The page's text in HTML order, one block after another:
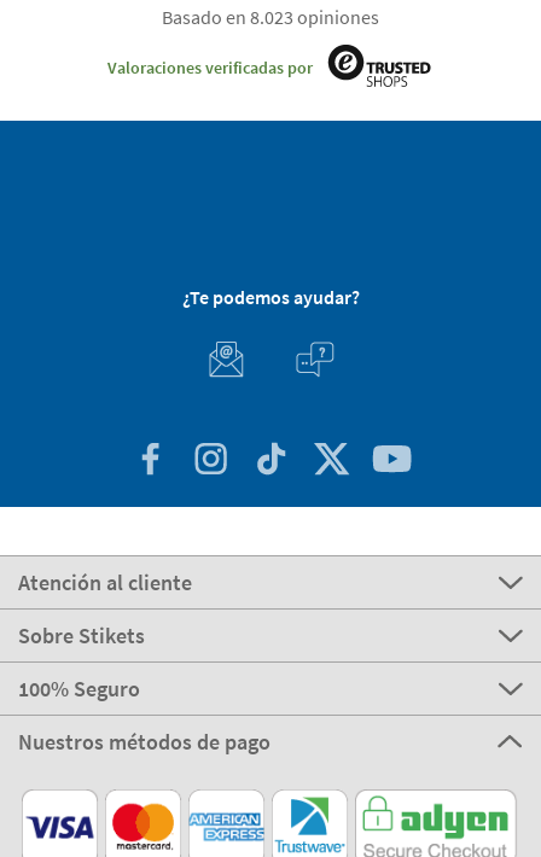
Basado en 8.023 opiniones
Valoraciones verificadas por
¿Te podemos ayudar?
Atención al cliente
Sobre Stikets
100% Seguro
Nuestros métodos de pago